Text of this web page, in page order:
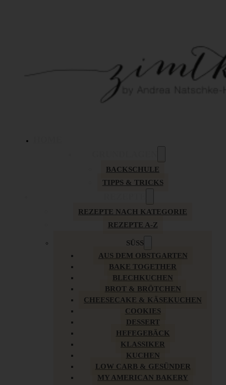
BACKSCHULE
TIPPS & TRICKS
REZEPTE NACH KATEGORIE
REZEPTE A-Z
SÜSS
AUS DEM OBSTGARTEN
BAKE TOGETHER
BLECHKUCHEN
BROT & BRÖTCHEN
CHEESECAKE & KÄSEKUCHEN
COOKIES
DESSERT
HEFEGEBÄCK
KLASSIKER
KUCHEN
LOW CARB & GESÜNDER
MY AMERICAN BAKERY